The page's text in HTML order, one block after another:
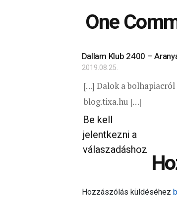
One
Dallam Klub 2400 –
2019.08.25.
[…] Dalok a
blog.tixa.hu […]
Be kell
jelentkezni a
válaszadáshoz
Hozzászólás küldéséhez